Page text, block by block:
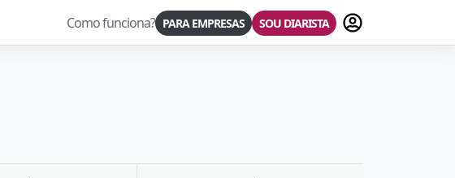
Como funciona? PARA EMPRESAS SOU DIARISTA Fazer login